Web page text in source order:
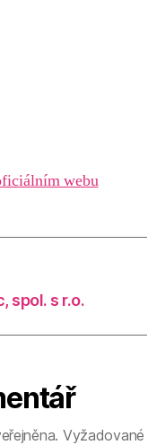
webu
spol. s r.o.
Vyžadované